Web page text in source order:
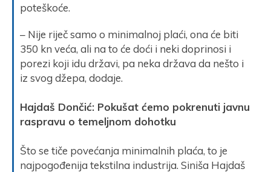
poteškoće.
– Nije riječ samo o minimalnoj plaći, ona će biti
350 kn veća, ali na to će doći i neki doprinosi i
porezi koji idu državi, pa neka država da nešto i
iz svog džepa, dodaje.
Hajdaš Dončić: Pokušat ćemo pokrenuti javnu
raspravu o temeljnom dohotku
Što se tiče povećanja minimalnih plaća, to je
najpogođenija tekstilna industrija. Siniša Hajdaš